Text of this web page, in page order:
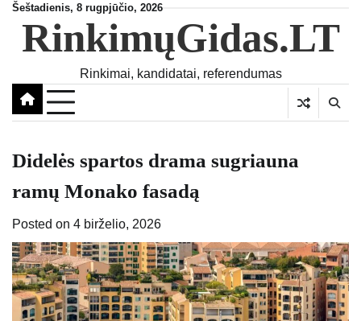
Skip
content
Šeštadienis, 8 rugpjūčio, 2026
RinkimųGidas.LT
Rinkimai, kandidatai, referendumas
Didelės spartos drama sugriauna
ramų Monako fasadą
Posted on 4 birželio, 2026